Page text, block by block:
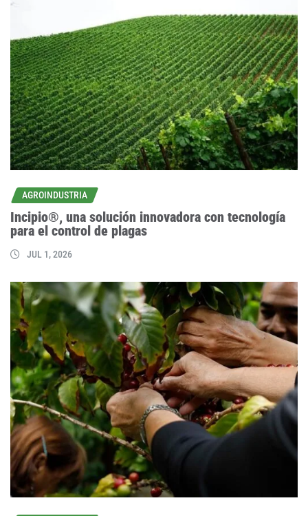
AGROINDUSTRIA
Incipio®, una solución innovadora con tecnología
para el control de plagas
JUL 1, 2026